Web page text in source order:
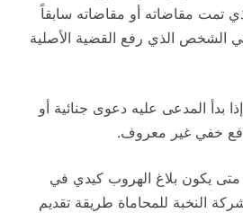
مقاضاته أو مقاضاته سابقاً
الشخص الذي رفع القضية الأصلية
بدأ المدعى عليه دعوى جنائية أو
خفي غير معروف.
يكون بلاغ الهروب كيدي في
النخبة للمحاماة طريقة تقديم